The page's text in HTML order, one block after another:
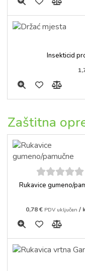
Insekticid
Zaštitna
5out of
Rukavice gumeno/
0,78€ PDV uključen /